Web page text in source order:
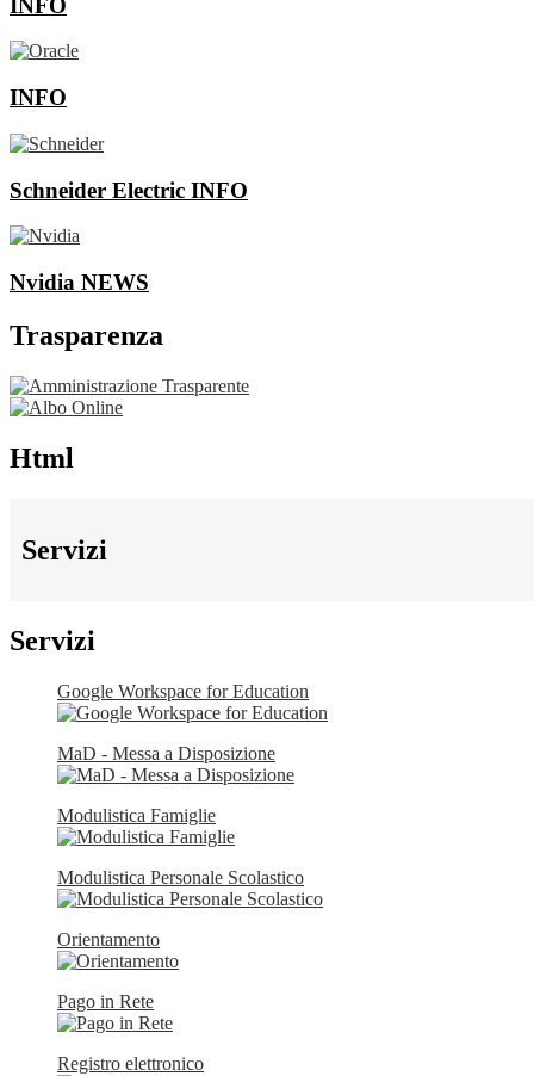
INFO
INFO
Schneider Electric INFO
Nvidia NEWS
Trasparenza
Html
Servizi
Servizi
Google Workspace for Education
MaD - Messa a Disposizione
Modulistica Famiglie
Modulistica Personale Scolastico
Orientamento
Pago in Rete
Registro elettronico